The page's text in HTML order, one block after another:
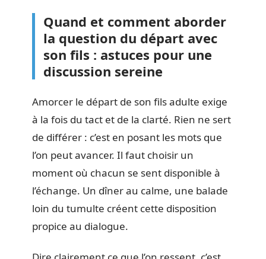
Quand et comment aborder
la question du départ avec
son fils : astuces pour une
discussion sereine
Amorcer le départ de son fils adulte exige
à la fois du tact et de la clarté. Rien ne sert
de différer : c’est en posant les mots que
l’on peut avancer. Il faut choisir un
moment où chacun se sent disponible à
l’échange. Un dîner au calme, une balade
loin du tumulte créent cette disposition
propice au dialogue.